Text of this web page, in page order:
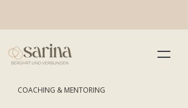
COACHING & MENTORING